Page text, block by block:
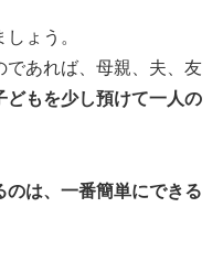
ょう。
であれば、母親、夫、友
どもを少し預けて一人の
のは、一番簡単にできる